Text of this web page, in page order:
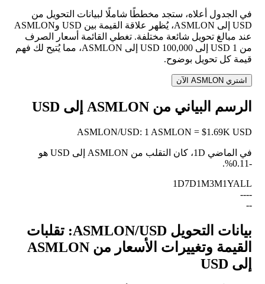
في الجدول أعلاه، ستجد مخططًا شاملًا لبيانات التحويل من
USD إلى ASMLON، يُظهر علاقة القيمة بين USD وASMLON
عند مبالغ تحويل شائعة مختلفة. تغطي القائمة أسعار الصرف
من 1 USD إلى 100,000 USD إلى ASMLON، مما يُتيح لك فهم
قيمة كل تحويل بوضوح.
اشتري ASMLON الآن
الرسم البياني من ASMLON إلى USD
ASMLON/USD: 1 ASMLON = $1.69K USD
في الماضي 1D، كان التقلب من ASMLON إلى USD هو
-0.11%
.
1D7D1M3M1YALL
--
--
--
بيانات التحويل ASMLON/USD: تقلبات
القيمة وتغييرات الأسعار من ASMLON
إلى USD